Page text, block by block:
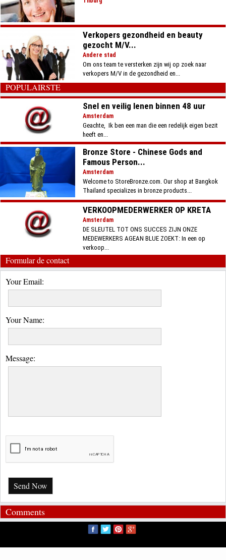
Verkopers gezondheid en beauty
gezocht M/V...
Andere stad
Om ons team te versterken zijn wij op zoek naar
verkopers M/V in de gezondheid en...
POPULAIRSTE
Snel en veilig lenen binnen 48 uur
Amsterdam
​Geachte, ​ ​Ik ben een man die een redelijk eigen bezit
heeft en...
Bronze Store - Chinese Gods and
Famous Person...
Amsterdam
Welcome to StoreBronze.com. Our shop at Bangkok
Thailand specializes in bronze products...
VERKOOPMEDERWERKER OP KRETA
Amsterdam
DE SLEUTEL TOT ONS SUCCES ZIJN ONZE
MEDEWERKERS AGEAN BLUE ZOEKT: In een op
verkoop...
Formular de contact
Your Email:
Your Name:
Message:
Send Now
Comments